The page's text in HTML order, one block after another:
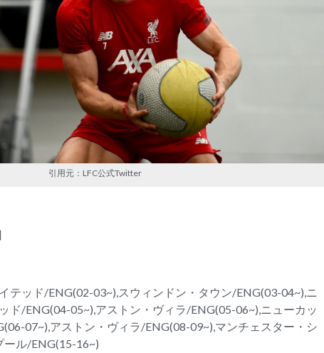
引用元：LFC公式Twitter
テッド/ENG(02-03~),スウィンドン・タウン/ENG(03-04~),ニ
ド/ENG(04-05~),アストン・ヴィラ/ENG(05-06~),ニューカッ
07~),アストン・ヴィラ/ENG(08-09~),マンチェスター・シ
ール/ENG(15-16~)